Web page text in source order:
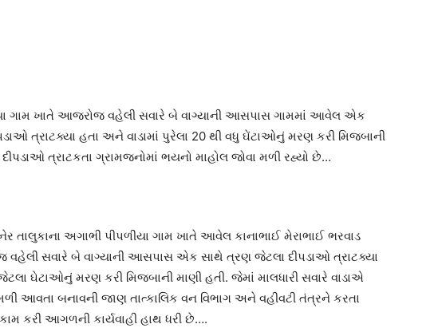
ગામ ખાતે આજરોજ વહેલી સવારે બે વાગ્યાની આસપાસ ગામમાં આવેલ એક
ત્રાટક્યા હતા અને વાડામાં પુરેલા 20 થી વધુ ઘેંટાઓનું મરણ કરી મિજબાની
ત્રાટકતા ગ્રામજનોમાં ભયનો માહોલ જોવા મળી રહ્યો છે…
તાલુકાના અગાભી પીપળીયા ગામ ખાતે આવેલ કાનાભાઈ મેરાભાઈ ભરવાડ
વહેલી સવારે બે વાગ્યાની આસપાસ એક સાથે ત્રણ જેટલા દીપડાઓ ત્રાટક્યા
ઘેટાઓનું મરણ કરી મિજબાની માણી હતી. જેમાં માલધારી સવારે વાડાએ
આવતા બનાવની જાણ તાત્કાલિક વન વિભાગ અને વહીવટી તંત્રને કરતા
કરી આગળની કાર્યવાહી હાથ ધરી છે….